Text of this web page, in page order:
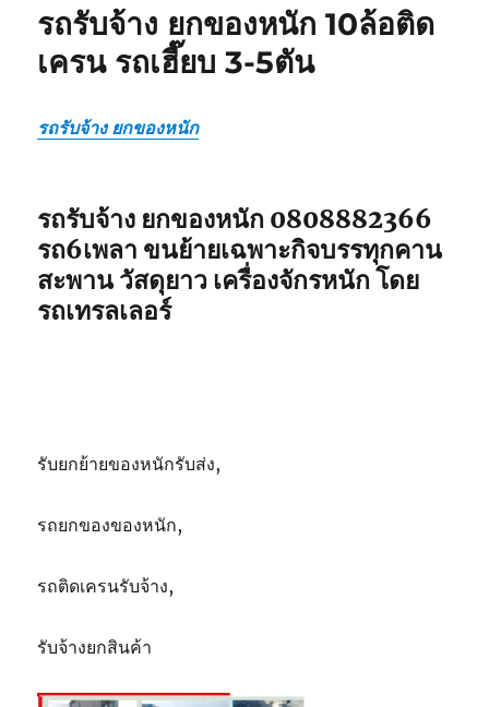
ของ
3-
5ตัน
รถรับจ้าง ยกของหนัก 10ล้อติด
เครน รถเฮี๊ยบ 3-5ตัน
รถรับจ้าง ยกของหนัก
รถรับจ้าง ยกของหนัก 0808882366
รถ6เพลา ขนย้ายเฉพาะกิจบรรทุกคาน
สะพาน วัสดุยาว เครื่องจักรหนัก โดย
รถเทรลเลอร์
รับยกย้ายของหนักรับส่ง,
รถยกของของหนัก,
รถติดเครนรับจ้าง,
รับจ้างยกสินค้า